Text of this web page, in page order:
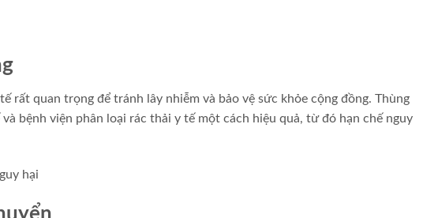
rất quan trọng để tránh lây nhiễm và bảo vệ sức khỏe cộng đồng. Thùng
bệnh viện phân loại rác thải y tế một cách hiệu quả, từ đó hạn chế nguy